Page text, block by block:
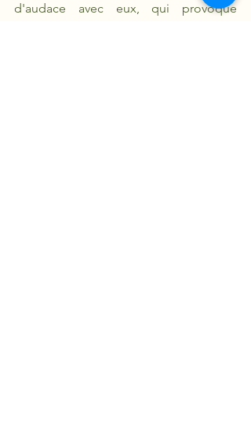
d'audace avec eux, qui provoque